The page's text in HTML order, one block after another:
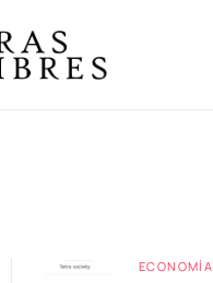
ECONOMÍA